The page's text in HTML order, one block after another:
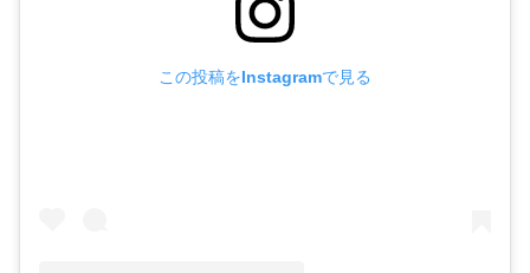
この投稿をInstagramで見る